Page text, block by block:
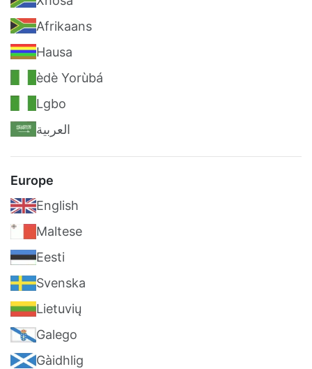
Afrikaans
Hausa
èdè Yorùbá
Lgbo
العربية
Europe
English
Maltese
Eesti
Svenska
Lietuvių
Galego
Gàidhlig